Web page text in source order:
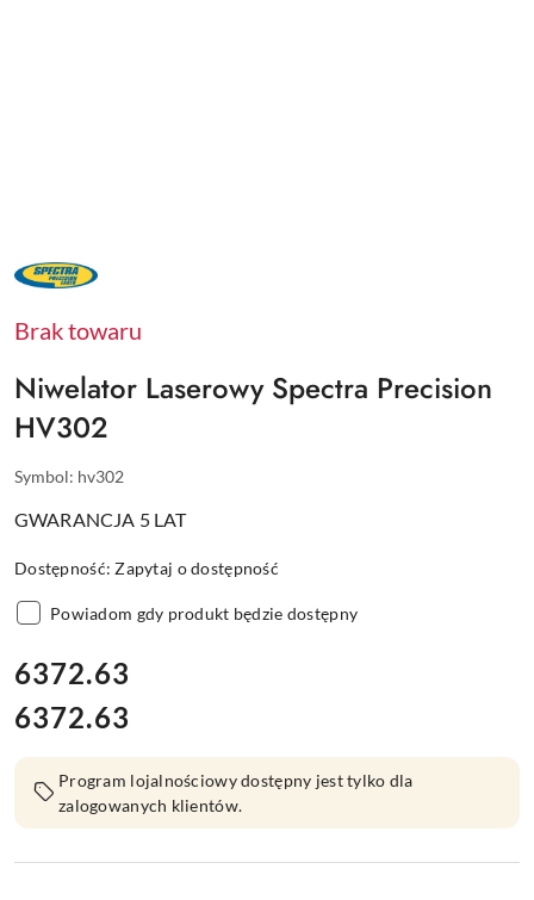
NAZWA
PRODUCENTA:
Brak towaru
Niwelator Laserowy Spectra Precision
HV302
Symbol: hv302
GWARANCJA 5 LAT
Dostępność:Zapytaj o dostępność
Powiadom gdy produkt będzie dostępny
cena:
6372.63
Cena:
6372.63
Program lojalnościowy dostępny jest tylko dla
zalogowanych klientów.